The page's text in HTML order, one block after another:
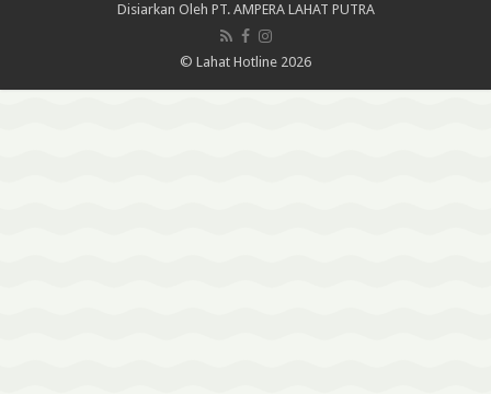
Disiarkan Oleh PT. AMPERA LAHAT PUTRA
© Lahat Hotline 2026